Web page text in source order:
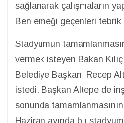
sağlanarak çalışmaların
Ben emeği geçenleri tebrik
Stadyumun
vermek isteyen Bakan
Belediye Başkanı Recep
istedi. Başkan Altepe de
sonunda tamamlanmasının
Haziran ayında bu